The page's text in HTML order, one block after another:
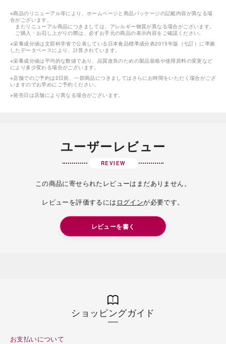
※商品のリニューアル等により、ホームページと商品パッケージの記載内容が異なる場
合がございます。
またリニューアル商品につきましては、アレルギー物質が異なる場合がございます。
ご購入・お召し上がりの際は、必ずお手元の商品の表示内容をご確認ください。
※栄養成分値は文部科学省で公表している日本食品標準成分表2015年版（七訂）に準拠
したデータベースにより、計算されています。
※栄養成分値は平均的な数値であり、品質改良のための製品規格や使用原料の変更など
により多少変わる場合がございます。
※店舗でのご予約は2日前、一部商品につきましてはさらにお時間をいただく場合がござ
いますのでお早めにご予約ください。
※発売日は店舗により異なる場合がございます。
ユーザーレビュー
REVIEW
この商品に寄せられたレビューはまだありません。
レビューを評価するには ログインが必要です。
レビューを書く
ショッピングガイド
お支払いについて